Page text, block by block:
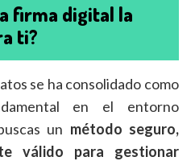
firma digital la
ti?
se ha consolidado como
en el entorno
un método seguro,
válido para gestionar